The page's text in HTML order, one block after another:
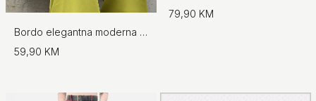
Bordo elegantna moderna torba s preklopom
59,90 KM
79,90 KM